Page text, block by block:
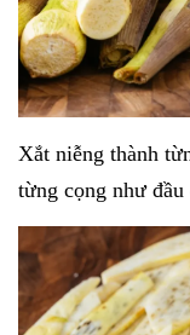
Xắt niễng thành
từng cọng như đầu